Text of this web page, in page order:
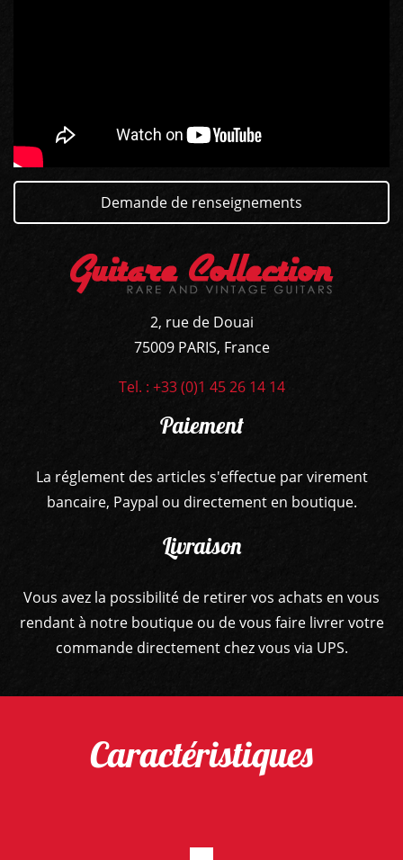
BASSES
AMPLIS
PÉDALES ET EFFETS
AUTRE
Demande de renseignements
2, rue de Douai
75009 PARIS, France
Tel. : +33 (0)1 45 26 14 14
Paiement
La réglement des articles s'effectue par virement
bancaire, Paypal ou directement en boutique.
Livraison
Vous avez la possibilité de retirer vos achats en vous
rendant à notre boutique ou de vous faire livrer votre
commande directement chez vous via UPS.
Caractéristiques